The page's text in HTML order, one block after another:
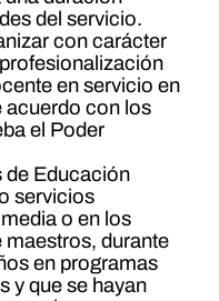
del servicio.
con carácter
en servicio en
acuerdo con los
el Poder
de Educación
servicios
o en los
durante
en programas
y que se hayan